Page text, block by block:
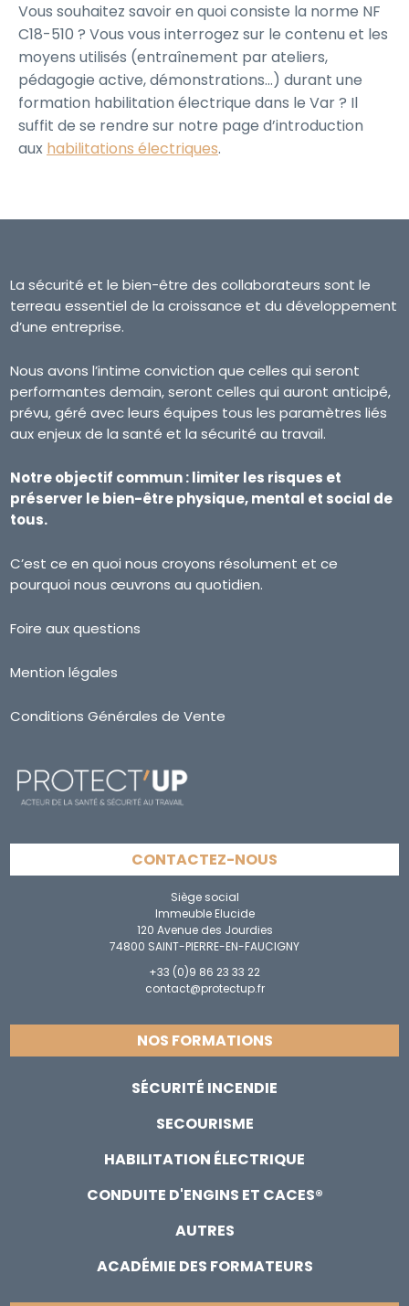
Vous souhaitez savoir en quoi consiste la norme NF
C18-510 ? Vous vous interrogez sur le contenu et les
moyens utilisés (entraînement par ateliers,
pédagogie active, démonstrations…) durant une
formation habilitation électrique dans le Var ? Il
suffit de se rendre sur notre page d’introduction
aux habilitations électriques.
La sécurité et le bien-être des collaborateurs sont le
terreau essentiel de la croissance et du développement
d’une entreprise.
Nous avons l’intime conviction que celles qui seront
performantes demain, seront celles qui auront anticipé,
prévu, géré avec leurs équipes tous les paramètres liés
aux enjeux de la santé et la sécurité au travail.
Notre objectif commun : limiter les risques et
préserver le bien-être physique, mental et social de
tous.
C’est ce en quoi nous croyons résolument et ce
pourquoi nous œuvrons au quotidien.
Foire aux questions
Mention légales
Conditions Générales de Vente
CONTACTEZ-NOUS
Siège social
Immeuble Elucide
120 Avenue des Jourdies
74800 SAINT-PIERRE-EN-FAUCIGNY
+33 (0)9 86 23 33 22
contact@protectup.fr
NOS FORMATIONS
SÉCURITÉ INCENDIE
SECOURISME
HABILITATION ÉLECTRIQUE
CONDUITE D'ENGINS ET CACES®
AUTRES
ACADÉMIE DES FORMATEURS